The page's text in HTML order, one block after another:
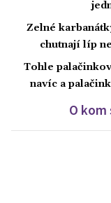
Zelné
chutnají líp
Tohle
navíc a
O